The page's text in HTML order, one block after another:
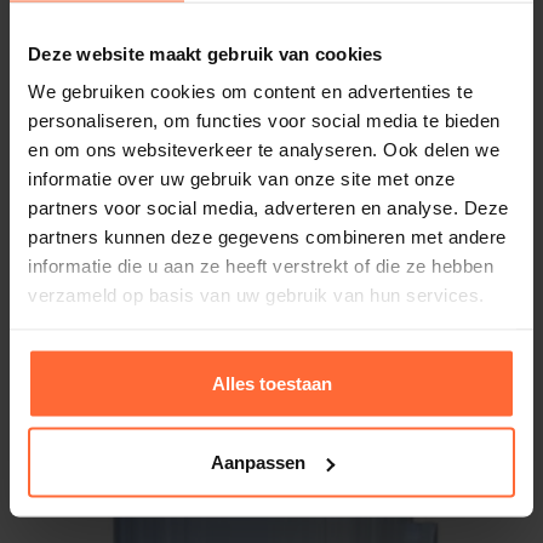
Deze website maakt gebruik van cookies
We gebruiken cookies om content en advertenties te
personaliseren, om functies voor social media te bieden
en om ons websiteverkeer te analyseren. Ook delen we
informatie over uw gebruik van onze site met onze
partners voor social media, adverteren en analyse. Deze
partners kunnen deze gegevens combineren met andere
informatie die u aan ze heeft verstrekt of die ze hebben
verzameld op basis van uw gebruik van hun services.
Alles toestaan
Aanpassen
schoonmaken van je zwembad filter, namelijk:
Filteren – Het water stroomt van bovenaf door
het zand, waardoor vuil achterblijft op het
filtermedium.
Circuleren – Het water circuleert, maar gaat
daarbij niet door het filter. Ideaal om bv snel het
chloor te verdelen in het zwembad.
Rinse – Het filterzand of -glas wordt na het
backwashen weer goed over het filtervat
verdeeld.
8432611047853
Gewicht
Afmetingen
50 × 50 × 110 cm
Merk
AquaSphere
Van sterk PE materiaal
Filtervat uit één stuk
Geen kijkglas
Gerelateerde producten